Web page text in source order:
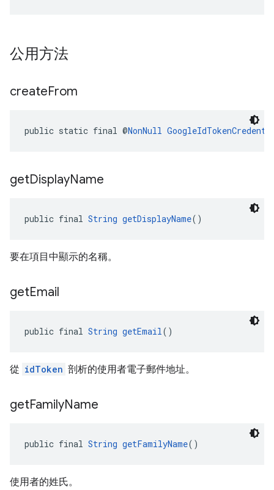
公用方法
createFrom
public static final @NonNull
getDisplayName
public final String getDisplayName()
要在項目中顯示的名稱。
getEmail
public final String getEmail()
從 idToken 剖析的使用者電子郵件地址。
getFamilyName
public final String getFamilyName()
使用者的姓氏。